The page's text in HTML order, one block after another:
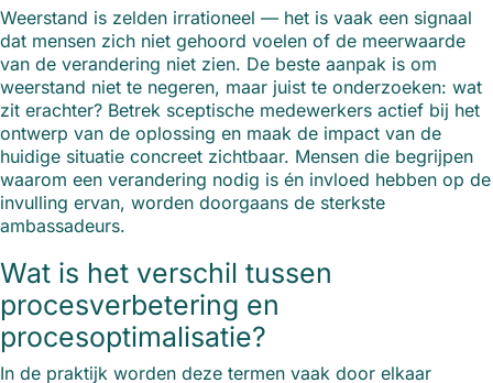
Weerstand is zelden irrationeel — het is vaak een signaal
dat mensen zich niet gehoord voelen of de meerwaarde
van de verandering niet zien. De beste aanpak is om
weerstand niet te negeren, maar juist te onderzoeken: wat
zit erachter? Betrek sceptische medewerkers actief bij het
ontwerp van de oplossing en maak de impact van de
huidige situatie concreet zichtbaar. Mensen die begrijpen
waarom een verandering nodig is én invloed hebben op de
invulling ervan, worden doorgaans de sterkste
ambassadeurs.
Wat is het verschil tussen
procesverbetering en
procesoptimalisatie?
In de praktijk worden deze termen vaak door elkaar